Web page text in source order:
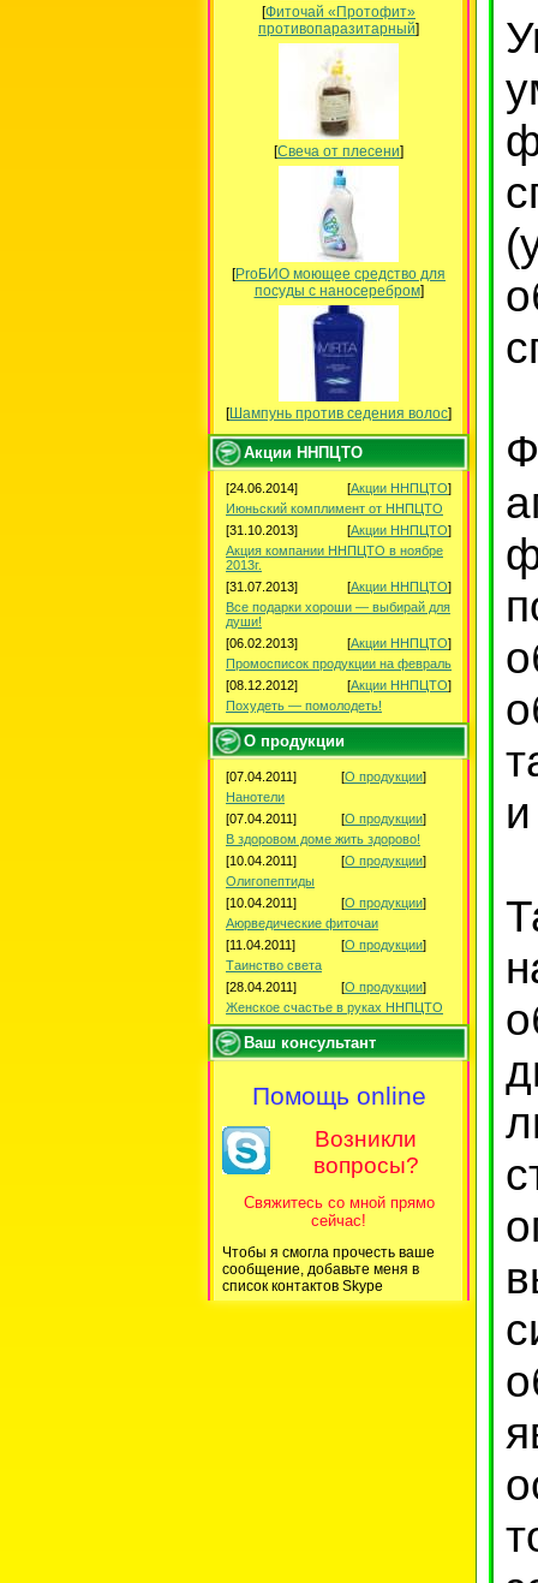
[Фиточай «Протофит»
противопаразитарный]
[Свеча от плесени]
[ProБИО моющее средство для
посуды c наносеребром]
[Шампунь против седения волос]
Акции ННПЦТО
[24.06.2014] [Акции ННПЦТО]
Июньский комплимент от ННПЦТО
[31.10.2013]
[Акции ННПЦТО]
Акция компании ННПЦТО в ноябре
2013г.
[31.07.2013]
[Акции ННПЦТО]
Все подарки хороши — выбирай для
души!
[06.02.2013]
[Акции ННПЦТО]
Промосписок продукции на февраль
[08.12.2012]
[Акции ННПЦТО]
Похудеть — помолодеть!
О продукции
[07.04.2011] [О продукции]
Нанотели
[07.04.2011]
[О продукции]
В здоровом доме жить здорово!
[10.04.2011]
[О продукции]
Олигопептиды
[10.04.2011]
[О продукции]
Аюрведические фиточаи
[11.04.2011]
[О продукции]
Таинство света
[28.04.2011]
[О продукции]
Женское счастье в руках ННПЦТО
Ваш консультант
Помощь online
Возникли
вопросы?
Свяжитесь со мной прямо
сейчас!
Чтобы я смогла прочесть ваше
сообщение, добавьте меня в
список контактов Skype